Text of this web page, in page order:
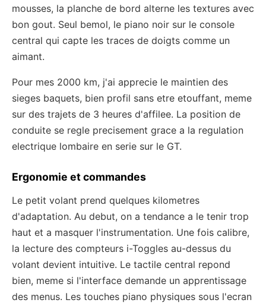
mousses, la planche de bord alterne les textures avec
bon gout. Seul bemol, le piano noir sur le console
central qui capte les traces de doigts comme un
aimant.
Pour mes 2000 km, j'ai apprecie le maintien des
sieges baquets, bien profil sans etre etouffant, meme
sur des trajets de 3 heures d'affilee. La position de
conduite se regle precisement grace a la regulation
electrique lombaire en serie sur le GT.
Ergonomie et commandes
Le petit volant prend quelques kilometres
d'adaptation. Au debut, on a tendance a le tenir trop
haut et a masquer l'instrumentation. Une fois calibre,
la lecture des compteurs i-Toggles au-dessus du
volant devient intuitive. Le tactile central repond
bien, meme si l'interface demande un apprentissage
des menus. Les touches piano physiques sous l'ecran